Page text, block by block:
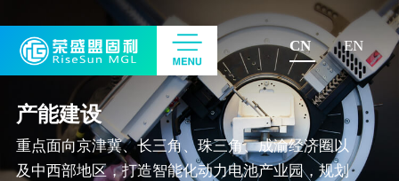
CN EN
产能建设
重点面向京津冀、长三角、珠三角、成渝经济圈以
及中西部地区，打造智能化动力电池产业园，规划